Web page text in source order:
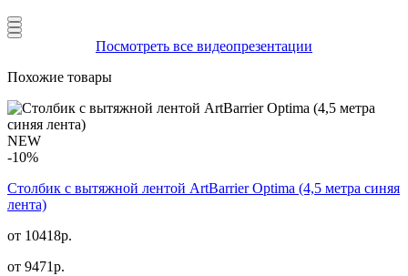
Посмотреть все видеопрезентации
Похожие товары
NEW
-10%
Столбик с вытяжной лентой ArtBarrier Оptima (4,5 метра синяя
лента)
от 10418р.
от 9471р.